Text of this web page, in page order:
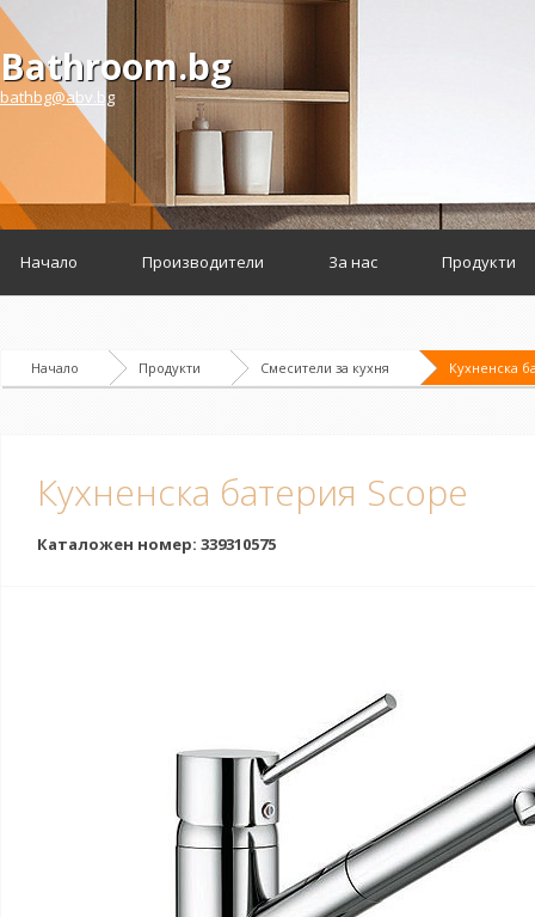
Bathroom.bg
bathbg@abv.bg
Начало Производители За нас Продукти
Начало Продукти Смесители за кухня Кухненска
Кухненска батерия Scope
Каталожен номер: 339310575